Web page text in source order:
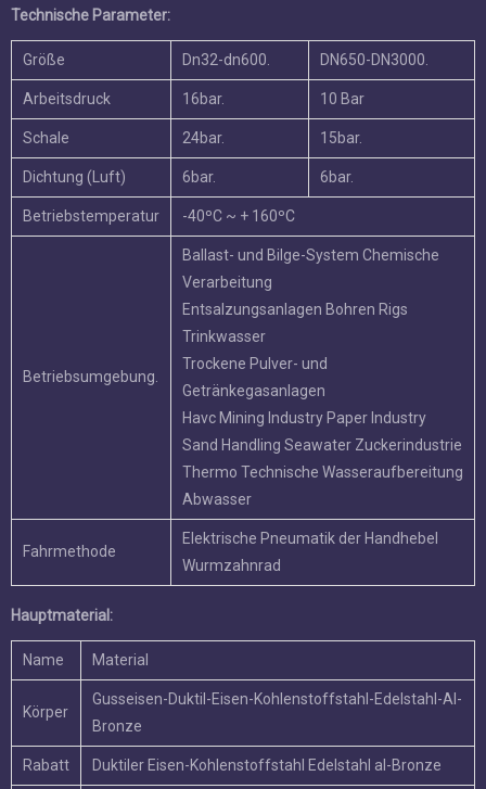
Arbeitsdruck
16bar.
Schale
24bar.
15bar.
Dichtung (Luft)
6bar.
6bar.
Betriebstemperatur
-40ºC ~ + 160ºC
Betriebsumgebung.
Ballast- und Bilge-System Chemische
Entsalzungsanlagen Bohren Rigs
Trockene Pulver- und Getränkegasanlagen
Havc Mining Industry Paper Industry Sand
Handling Seawater Zuckerindustrie
Thermo Technische Wasseraufbereitung
Abwasser
Fahrmethode
Elektrische Pneumatik der Handhebel
Wurmzahnrad
Körper
Gusseisen-Duktil-Eisen-Kohlenstoffstahl-Edelstahl-Al-
RabattDuktiler Eisen-Kohlenstoffstahl Edelstahl al-Bronze
Welle Edelstahl-Monel K500
Seat
Buna NBR EPDM Viton PTFE Hepdm Neopren Hypalon
Naturkautschuk
Executive Standard:
Designstandard
Inspektion & Test.
API 598 ISO 5208 EN 12266